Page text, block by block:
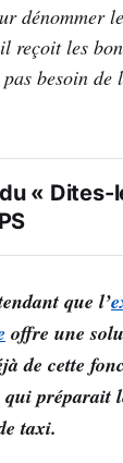
dénommer
reçoit les
besoin de
« Dites-
que l’
offre une
de cette
préparait
taxi.